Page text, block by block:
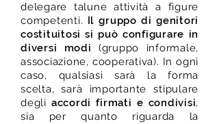
delegare talune attività a figure
competenti. Il gruppo di genitori
costituitosi si può configurare in
diversi modi (gruppo informale,
associazione, cooperativa). In ogni
caso, qualsiasi sarà la forma
scelta, sarà importante stipulare
degli accordi firmati e condivisi,
sia per quanto riguarda la